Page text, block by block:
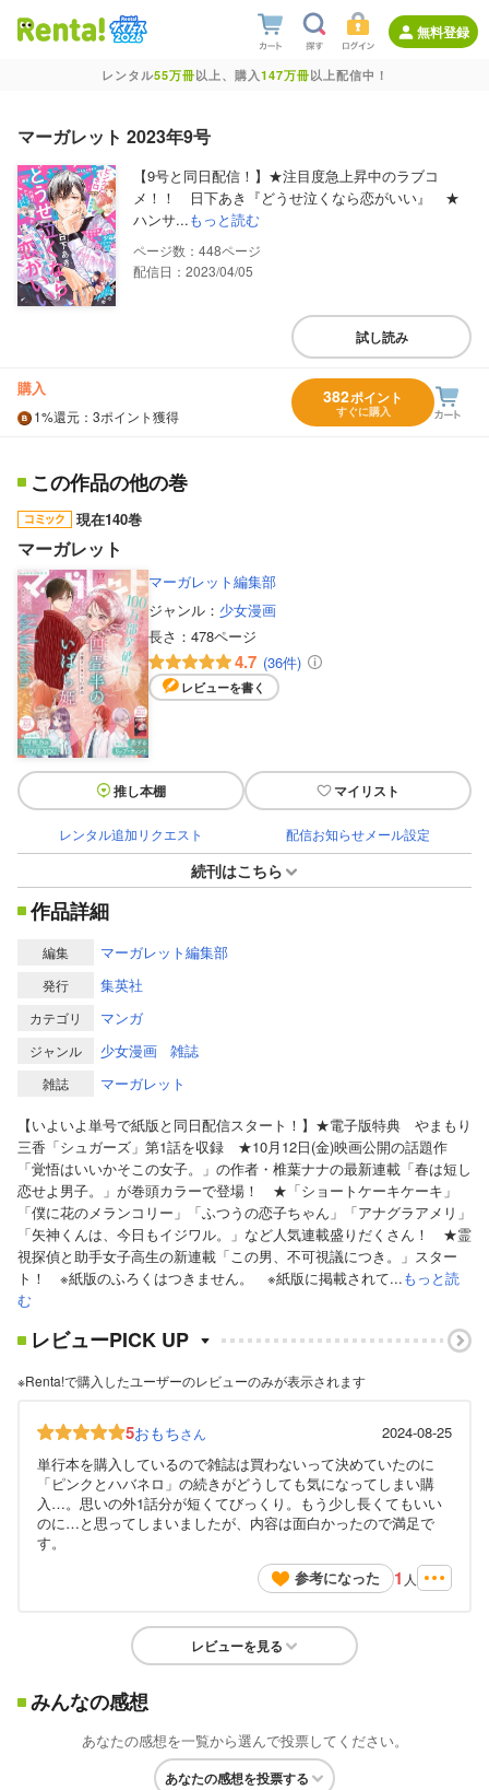
無料登録
レンタル55万冊以上、購入147万冊以上配信中！
マーガレット 2023年9号
【9号と同日配信！】★注目度急上昇中のラブコ
メ！！ 日下あき『どうせ泣くなら恋がいい』 ★
ハンサ...もっと読む
448
配信日：2023/04/05
試し読み
購入
1%還元 ：3ポイント獲得
382ポイント
すぐに購入
この作品の他の巻
現在140巻
マーガレット
マーガレット編集部
ジャンル： 少女漫画
長さ： 478ページ
4.7 (36件)
レビューを書く
推し本棚 マイリスト
レンタル追加リクエスト 配信お知らせメール設定
続刊はこちら
作品詳細
編集 マーガレット編集部
発行 集英社
カテゴリ マンガ
ジャンル 少女漫画 雑誌
雑誌
マーガレット
【いよいよ単号で紙版と同日配信スタート！】★電子版特典 やまもり
三香「シュガーズ」第1話を収録 ★10月12日(金)映画公開の話題作
「覚悟はいいかそこの女子。」の作者・椎葉ナナの最新連載「春は短し
恋せよ男子。」が巻頭カラーで登場！ ★「ショートケーキケーキ」
「僕に花のメランコリー」「ふつうの恋子ちゃん」「アナグラアメリ」
「矢神くんは、今日もイジワル。」など人気連載盛りだくさん！ ★霊
視探偵と助手女子高生の新連載「この男、不可視議につき。」スター
ト！ ※紙版のふろくはつきません。 ※紙版に掲載されて...もっと読
む
レビューPICK UP
※Renta!で購入したユーザーのレビューのみが表示されます
5おもちさん
2024-08-25
単行本を購入しているので雑誌は買わないって決めていたのに
「ピンクとハバネロ」の続きがどうしても気になってしまい購
入…。思いの外1話分が短くてびっくり。もう少し長くてもいい
のに…と思ってしまいましたが、内容は面白かったので満足で
す。
参考になった
1 人
レビューを見る
みんなの感想
あなたの感想を一覧から選んで投票してください。
あなたの感想を投票する